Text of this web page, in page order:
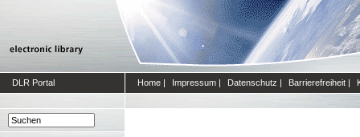
DLR Portal Home | Impressum | Datenschutz | Barrierefreiheit |